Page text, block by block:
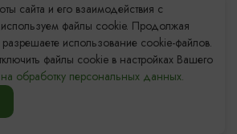
центра
200
39
сайта и его взаимодействия с
файлы cookie. Продолжая
использование cookie-файлов.
файлы cookie в настройках Вашего
обработку персональных данных.